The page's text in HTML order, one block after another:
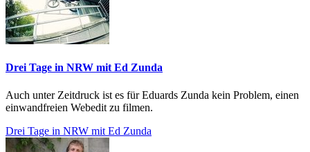
Drei Tage in NRW mit Ed Zunda
Auch unter Zeitdruck ist es für Eduards Zunda kein Problem, einen
einwandfreien Webedit zu filmen.
Drei Tage in NRW mit Ed Zunda